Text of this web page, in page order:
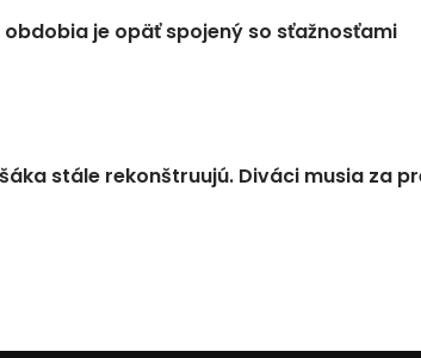
je opäť spojený so sťažnosťami
stále rekonštruujú. Diváci musia za